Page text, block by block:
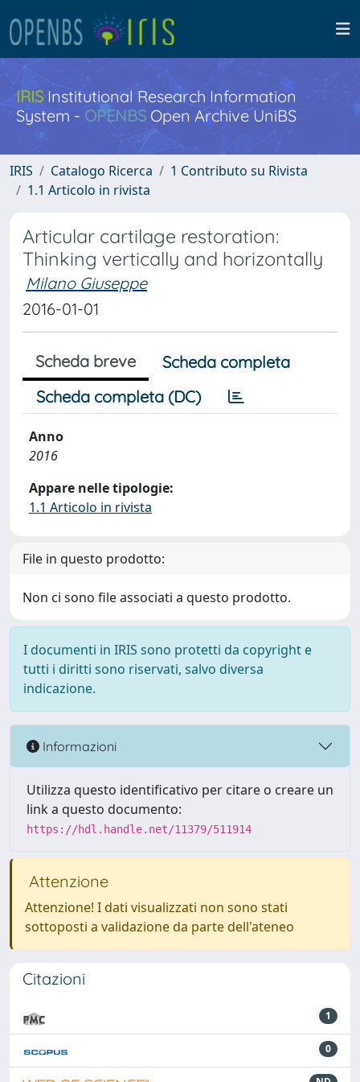
IRISInstitutional Research Information
System - OPENBS Open Archive UniBS
IRIS Catalogo Ricerca
1 Contributo su Rivista
1.1 Articolo in rivista
Articular cartilage restoration:
Thinking vertically and horizontally
Milano Giuseppe
2016-01-01
Scheda breve
Scheda completa
Scheda completa (DC)
Anno
2016
Appare nelle tipologie:
1.1 Articolo in rivista
File in questo prodotto:
Non ci sono file associati a questo prodotto.
I documenti in IRIS sono protetti da copyright e
tutti i diritti sono riservati, salvo diversa
indicazione.
Informazioni
Utilizza questo identificativo per citare o creare un
link a questo documento:
https://hdl.handle.net/11379/511914
Attenzione
Attenzione! I dati visualizzati non sono stati
sottoposti a validazione da parte dell'ateneo
Citazioni
1
0